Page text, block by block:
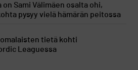
on Sami Välimäen osalta ohi,
pysyy vielä hämärän peitossa
tietä kohti
Leaguessa